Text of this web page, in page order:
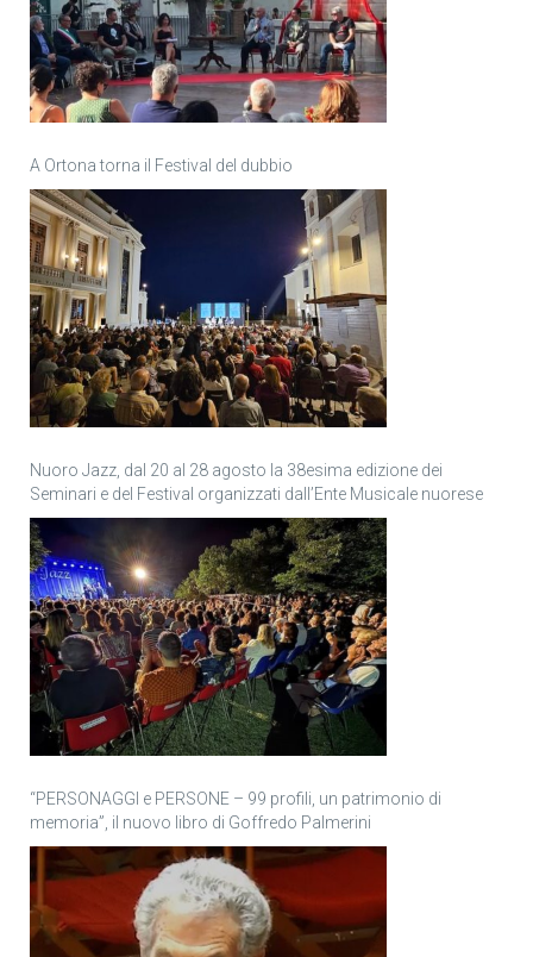
A Ortona torna il Festival del dubbio
Nuoro Jazz, dal 20 al 28 agosto la 38esima edizione dei
Seminari e del Festival organizzati dall’Ente Musicale nuorese
“PERSONAGGI e PERSONE – 99 profili, un patrimonio di
memoria”, il nuovo libro di Goffredo Palmerini